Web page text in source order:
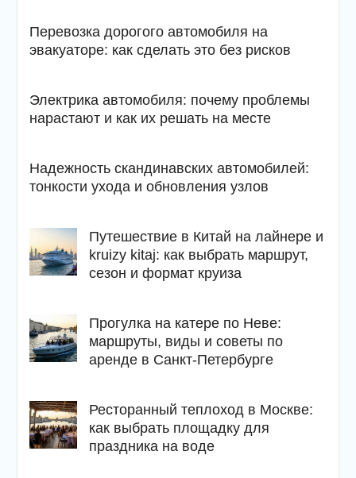
Перевозка дорогого автомобиля на
эвакуаторе: как сделать это без рисков
Электрика автомобиля: почему проблемы
нарастают и как их решать на месте
Надежность скандинавских автомобилей:
тонкости ухода и обновления узлов
Путешествие в Китай на лайнере и
kruizy kitaj: как выбрать маршрут,
сезон и формат круиза
Прогулка на катере по Неве:
маршруты, виды и советы по
аренде в Санкт-Петербурге
Ресторанный теплоход в Москве:
как выбрать площадку для
праздника на воде